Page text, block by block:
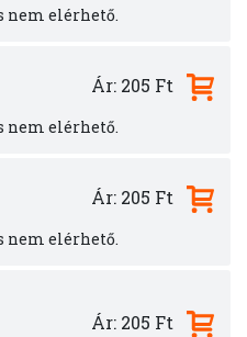
nem elérhető.
nem elérhető.
Ár: 205 Ft
nem elérhető.
Ár: 205 Ft
Ár: 205 Ft